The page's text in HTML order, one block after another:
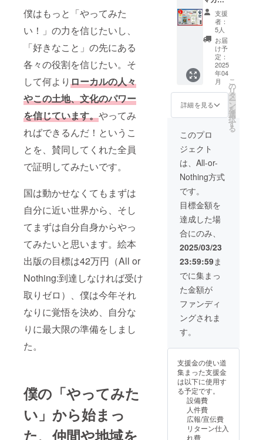
僕はもっと「やってみた
い！」の力を信じたいし、
「好きなこと」の先にある
各々の役割を信じたい。そ
して何よりローカルの人々
やこの土地、文化のパワー
を信じています。やってみ
ればできるんだ！というこ
とを、賛同してくれた全員
で証明してみたいです。
国は動かせなくてもまずは
自分に近い世界から、そし
てまずは自分自身からやっ
てみたいと思います。絵本
出版の目標は42万円（All or
Nothing:到達しなければ受け
取りゼロ）、僕は今年それ
なりに覚悟を決め、自分な
りに最大限の準備をしまし
た。
僕の「やってみた
い」から始まっ
た、仲間や地域を
上、ご
支援く
ださ
いー ・
場所：
山梨県
甲州市
（最寄
IC：勝
沼、最
寄駅：
塩山
駅） ・
日時：
2025年
5月の日
曜日午
前を予
定 ・現
地解散
・クラ
ファン
終了
ち物や
場所に
ついて
の詳細
はメー
接連絡
予定で
めます
が、活
動中の
ケガや
事故
（ハサ
ミなど
使用予
で新品
を準備
しま
す。 →
足のサ
イズつ
いて
【備考
欄】に
お書き
くださ
い。 内
容 ・豚
やる ・
餌にす
るため
のパン
を天日
干しす
日によ
る） ・
鶏の卵
を回収
する ・
卵を磨
いて
パッキ
ングす
る 時期
により
内容は
異なり
ますの
くださ
い。 農
園の詳
細は
ホーム
ページ
をご覧
くださ
い。 最
大限に
安全管
理に努
めます
が、活
動中の
ケガや
事故、
失・破
損等に
は自己
責任と
なりま
す。不
安な方
は、事
自でレ
ジャー
保険や
傷害保
険への
加入を
おすす
めしま
す。
返した
いで
す。リ
ターン
画像も
シンプ
ル。質
で勝負
しま
す。
す。古
代エジ
プトで
は壁画
などの
宗教碑
文、ヒ
エログ
リフを
記すこ
と自体
でした
の時代
だった
塗料を
下っぱ
かも。
彼女の
フィル
ターを
感じた
ものか
ら、世
界に一
枚しか
ない絵
をお届
けしま
す(2025
年内目
標) 2.初
回限定
デザイ
ン 杉
山商店
First
Action
ステッ
100枚
（現在
検討
中） ＊
こちら
のリ
ターン
テッ
カー100
枚のリ
ターン
となり
ます。
応援枠
として
ご支援
お願い
しま
す。
チャー
参考書2
冊！！
】 これ
を機に2
冊！と
いう方
はぜひ
こちら
をどう
ぞ！
【リ
ターン
内容】
1.今回
の支援
で制作
した
「ぼく
絵本1冊
をお届
けしま
す(2025
年内目
標) 2.
パーマ
カル
チャー
菜園入
門 自然
の仕組
みを生
1冊
月ごろ
送付予
定) 3.
パーマ
カル
チャー
自給自
立の農
支援
者：
5人
お届
け予
定：
2025
年04
月
詳細を見る
こ
の
リ
タ
ー
ン
を
選
択
す
る
このプロ
ジェクト
は、All-or-
Nothing方式
です。
目標金額を
達成した場
合にのみ、
2025/03/23
23:59:59ま
でに集まっ
た金額が
ファンディ
ングされま
す。
支援金の使い道
集まった支援金
は以下に使用す
る予定です。
設備費
人件費
広報/宣伝費
リターン仕入
れ費